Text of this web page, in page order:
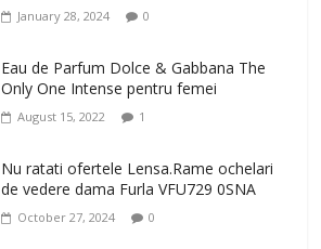
January 28, 2024 0
Eau de Parfum Dolce & Gabbana The
Only One Intense pentru femei
August 15, 2022 1
Nu ratati ofertele Lensa.Rame ochelari
de vedere dama Furla VFU729 0SNA
October 27, 2024 0